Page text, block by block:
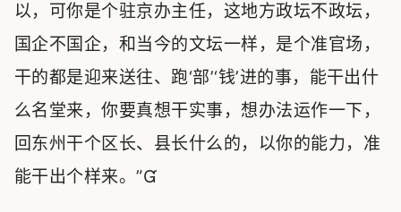
以，可你是个驻京办主任，这地方政坛不政坛，
国企不国企，和当今的文坛一样，是个准官场，
干的都是迎来送往、跑‘部’‘钱’进的事，能干出什
么名堂来，你要真想干实事，想办法运作一下，
回东州干个区长、县长什么的，以你的能力，准
能干出个样来。”